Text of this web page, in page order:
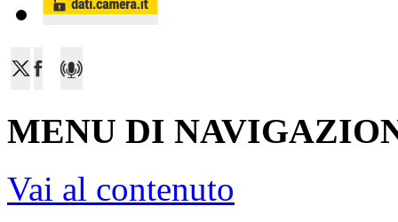
MENU DI
Vai al contenuto